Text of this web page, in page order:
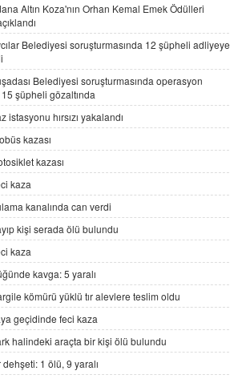
9.12.2025 10:11
İNCİ GÜL AKÖL
Trump Keşke Adana'yı da Ziyaret Etse...
06.07.2026 13:00
ADEM AKÖL
Esed Destekçilerinin Yüzüne Vurulan
Şamar: Sednaya
11.12.2024 12:30
DR. EKREM ASLAN
Gerçek Ne, Algı Ne? "Beraber
Yürüyoruz" Cümlesinin Peşinden
19.07.2025 12:45
GÖNÜL MENEKŞE
Şifacının Yolu
AV. RÜMEYSA ÖZKALE
Kira Uyuşmazlıklarında Dava Açmadan
Altın Koza'nın Orhan Kemal Emek Ödülleri
Belediyesi soruşturmasında 12 şüpheli adliyeye
Belediyesi soruşturmasında operasyon
şüpheli gözaltında
istasyonu hırsızı yakalandı
kazası
kazası
kaza
kanalında can verdi
kişi serada ölü bulundu
kaza
kavga: 5 yaralı
kömürü yüklü tır alevlere teslim oldu
geçidinde feci kaza
halindeki araçta bir kişi ölü bulundu
dehşeti: 1 ölü, 9 yaralı